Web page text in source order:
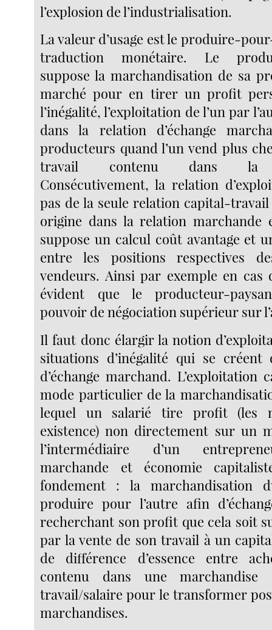
l’explosion de l’industrialisation.
La valeur d’usage est le produire-
traduction monétaire. Le
suppose la marchandisation de sa
marché pour en tirer un profit
l’inégalité, l’exploitation de l’un par
dans la relation d’échange
producteurs quand l’un vend plus
travail contenu dans la
Consécutivement, la relation
pas de la seule relation capital-
origine dans la relation marchande
suppose un calcul coût avantage et
entre les positions respectives
vendeurs. Ainsi par exemple en
évident que le producteur-
pouvoir de négociation supérieur sur
Il faut donc élargir la notion
situations d’inégalité qui se
d’échange marchand. L’exploitation
mode particulier de la
lequel un salarié tire profit (les
existence) non directement sur un
l’intermédiaire d’un
marchande et économie
fondement : la
produire pour l’autre afin
recherchant son profit que cela soit
par la vente de son travail à un
de différence d’essence entre
contenu dans une
travail/salaire pour le transformer
marchandises.